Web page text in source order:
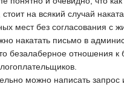
на всякий случай
мест без согласования с
накатать письмо в
безалаберное отношения к
можно написать